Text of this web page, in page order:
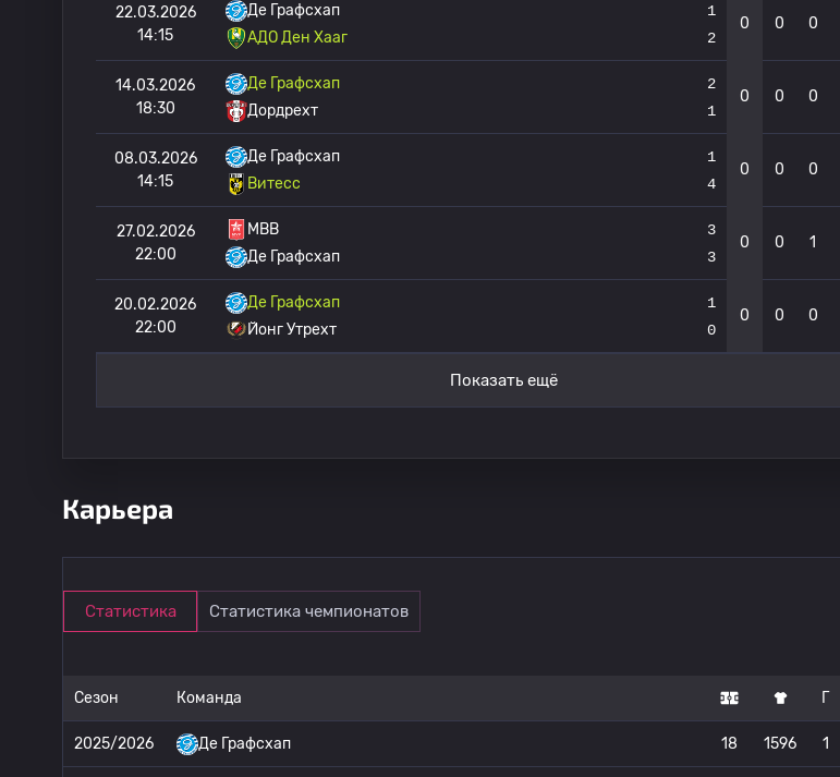
22.03.2026
14:15
Де Графсхап
АДО Ден Хааг
1
2
0 0 0
14.03.2026
18:30
Де Графсхап
Дордрехт
2
1
0 0 0
08.03.2026
14:15
Де Графсхап
Витесс
1
4
0 0 0
27.02.2026
22:00
МВВ
Де Графсхап
3
3
0 0 1
20.02.2026
22:00
Де Графсхап
Йонг Утрехт
1
0
0 0 0
Показать ещё
Карьера
Статистика Статистика чемпионатов
Сезон Команда Г
2025/2026 Де Графсхап 18 1596 1